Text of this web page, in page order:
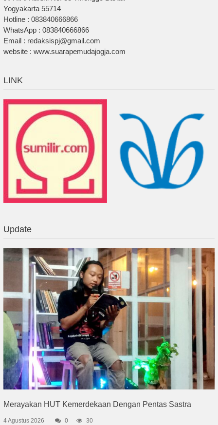
Yogyakarta 55714
Hotline : 083840666866
WhatsApp : 083840666866
Email : redaksispj@gmail.com
website : www.suarapemudajogja.com
LINK
Update
Merayakan HUT Kemerdekaan Dengan Pentas Sastra
4 Agustus 2026 0 30